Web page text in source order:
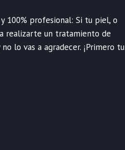
100% profesional: Si tu piel, o
realizarte un tratamiento de
lo vas a agradecer. ¡Primero tu